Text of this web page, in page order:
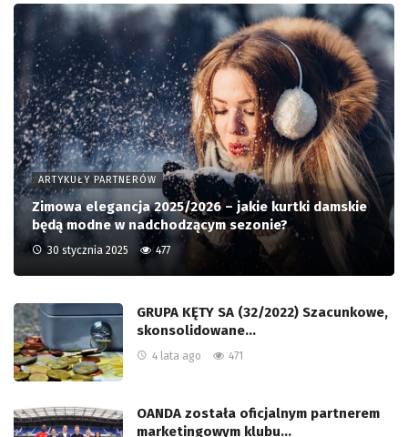
ARTYKUŁY PARTNERÓW
Zimowa elegancja 2025/2026 – jakie kurtki damskie
będą modne w nadchodzącym sezonie?
30 stycznia 2025 477
GRUPA KĘTY SA (32/2022) Szacunkowe,
skonsolidowane…
4 lata ago 471
OANDA została oficjalnym partnerem
marketingowym klubu…